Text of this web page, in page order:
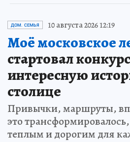
ДОМ. СЕМЬЯ 10 августа 2026 12:19
Моё московское
стартовал
интересную
столице
Привычки, маршруты,
это
теплым и дорогим для